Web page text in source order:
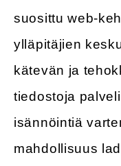
suosittu web-
ylläpitäjien
kätevän ja
tiedostoja
isännöintiä
mahdollisuus